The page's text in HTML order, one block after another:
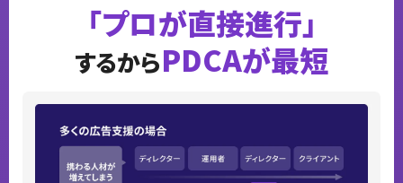
「プロが直接進行」
するからPDCAが最短